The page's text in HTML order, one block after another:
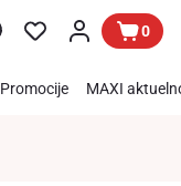
0
Promocije MAXI